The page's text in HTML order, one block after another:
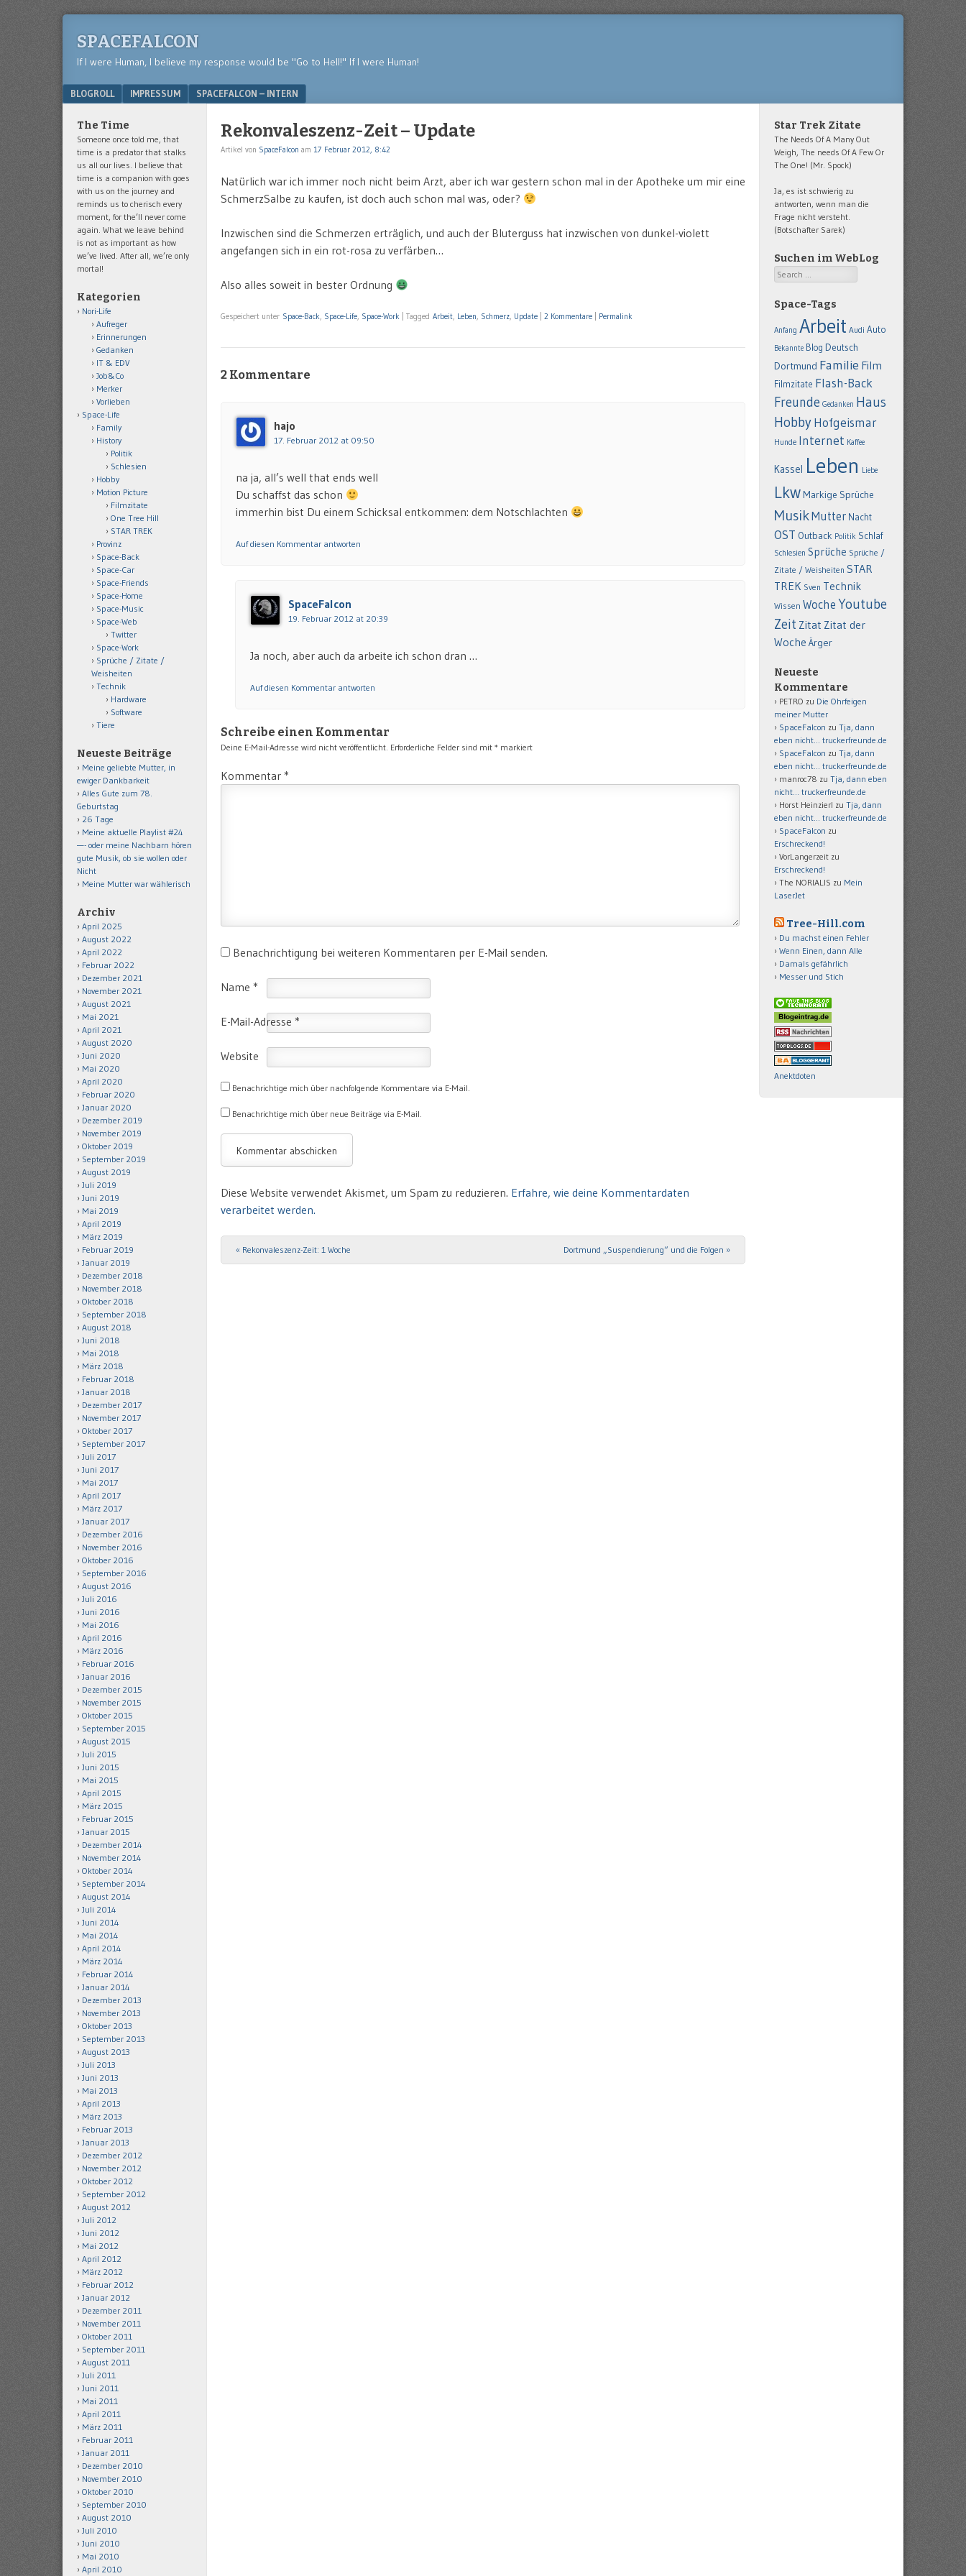
SPACEFALCON
If I were Human, I believe my response would be "Go to Hell!" If I were Human!
Menu
SKIP TO CONTENT
BLOGROLL IMPRESSUM SPACEFALCON – INTERN
Rekonvaleszenz-Zeit – Update
Artikel von SpaceFalcon am 17 Februar 2012, 8:42
Natürlich war ich immer noch nicht beim Arzt, aber ich war gestern schon mal in der Apotheke um mir eine
SchmerzSalbe zu kaufen, ist doch auch schon mal was, oder?
Inzwischen sind die Schmerzen erträglich, und auch der Bluterguss hat inzwischen von dunkel-violett
angefangen sich in ein rot-rosa zu verfärben…
Also alles soweit in bester Ordnung
Gespeichert unter Space-Back, Space-Life, Space-Work Tagged Arbeit, Leben, Schmerz, Update 2 Kommentare Permalink
2 Kommentare
hajo
17. Februar 2012 at 09:50
na ja, all’s well that ends well
Du schaffst das schon
immerhin bist Du einem Schicksal entkommen: dem Notschlachten
Auf diesen Kommentar antworten
SpaceFalcon
19. Februar 2012 at 20:39
Ja noch, aber auch da arbeite ich schon dran …
Auf diesen Kommentar antworten
Schreibe einen Kommentar
Deine E-Mail-Adresse wird nicht veröffentlicht. Erforderliche Felder sind mit * markiert
Kommentar *
Benachrichtigung bei weiteren Kommentaren per E-Mail senden.
Name *
E-Mail-Adresse *
Website
Benachrichtige mich über nachfolgende Kommentare via E-Mail.
Benachrichtige mich über neue Beiträge via E-Mail.
Diese Website verwendet Akismet, um Spam zu reduzieren. Erfahre, wie deine Kommentardaten
verarbeitet werden.
Post navigation
« Rekonvaleszenz-Zeit: 1 Woche Dortmund „Suspendierung“ und die Folgen »
The Time
Someone once told me, that
time is a predator that stalks
us all our lives. I believe that
time is a companion with goes
with us on the journey and
reminds us to cherisch every
moment, for the’ll never come
again. What we leave behind
is not as important as how
we’ve lived. After all, we’re only
mortal!
Kategorien
Nori-Life
Aufreger
Erinnerungen
Gedanken
IT & EDV
Job&Co
Merker
Vorlieben
Space-Life
Family
History
Politik
Schlesien
Hobby
Motion Picture
Filmzitate
One Tree Hill
STAR TREK
Provinz
Space-Back
Space-Car
Space-Friends
Space-Home
Space-Music
Space-Web
Twitter
Space-Work
Sprüche / Zitate /
Weisheiten
Technik
Hardware
Software
Tiere
Neueste Beiträge
Meine geliebte Mutter, in
ewiger Dankbarkeit
Alles Gute zum 78.
Geburtstag
26 Tage
Meine aktuelle Playlist #24
—- oder meine Nachbarn hören
gute Musik, ob sie wollen oder
Nicht
Meine Mutter war wählerisch
Archiv
April 2025
August 2022
April 2022
Februar 2022
Dezember 2021
November 2021
August 2021
Mai 2021
April 2021
August 2020
Juni 2020
Mai 2020
April 2020
Februar 2020
Januar 2020
Dezember 2019
November 2019
Oktober 2019
September 2019
August 2019
Juli 2019
Juni 2019
Mai 2019
April 2019
März 2019
Februar 2019
Januar 2019
Dezember 2018
November 2018
Oktober 2018
September 2018
August 2018
Juni 2018
Mai 2018
März 2018
Februar 2018
Januar 2018
Dezember 2017
November 2017
Oktober 2017
September 2017
Juli 2017
Juni 2017
Mai 2017
April 2017
März 2017
Januar 2017
Dezember 2016
November 2016
Oktober 2016
September 2016
August 2016
Juli 2016
Juni 2016
Mai 2016
April 2016
März 2016
Februar 2016
Januar 2016
Dezember 2015
November 2015
Oktober 2015
September 2015
August 2015
Juli 2015
Juni 2015
Mai 2015
April 2015
März 2015
Februar 2015
Januar 2015
Dezember 2014
November 2014
Oktober 2014
September 2014
August 2014
Juli 2014
Juni 2014
Mai 2014
April 2014
März 2014
Februar 2014
Januar 2014
Dezember 2013
November 2013
Oktober 2013
September 2013
August 2013
Juli 2013
Juni 2013
Mai 2013
April 2013
März 2013
Februar 2013
Januar 2013
Dezember 2012
November 2012
Oktober 2012
September 2012
August 2012
Juli 2012
Juni 2012
Mai 2012
April 2012
März 2012
Februar 2012
Januar 2012
Dezember 2011
November 2011
Oktober 2011
September 2011
August 2011
Juli 2011
Juni 2011
Mai 2011
April 2011
März 2011
Februar 2011
Januar 2011
Dezember 2010
November 2010
Oktober 2010
September 2010
August 2010
Juli 2010
Juni 2010
Mai 2010
April 2010
Star Trek Zitate
The Needs Of A Many Out
Weigh, The needs Of A Few Or
The One! (Mr. Spock)
Ja, es ist schwierig zu
antworten, wenn man die
Frage nicht versteht.
(Botschafter Sarek)
Suchen im WebLog
Search
Space-Tags
Anfang Arbeit Audi Auto
Bekannte Blog Deutsch
Dortmund Familie Film
Filmzitate Flash-Back
Freunde Gedanken Haus
HobbyHofgeismar
Hunde Internet Kaffee
Kassel Leben Liebe
LkwMarkige Sprüche
MusikMutter Nacht
OST Outback Politik Schlaf
Schlesien Sprüche Sprüche /
Zitate / Weisheiten STAR
TREK Sven Technik
Wissen Woche Youtube
Zeit Zitat Zitat der
Woche Ärger
Neueste
Kommentare
PETRO zu Die Ohrfeigen
meiner Mutter
SpaceFalcon zu Tja, dann
eben nicht… truckerfreunde.de
SpaceFalcon zu Tja, dann
eben nicht… truckerfreunde.de
manroc78 zu Tja, dann eben
nicht… truckerfreunde.de
Horst Heinzierl zu Tja, dann
eben nicht… truckerfreunde.de
SpaceFalcon zu
Erschreckend!
VorLangerzeit zu
Erschreckend!
The NORIALIS zu Mein
LaserJet
Tree-Hill.com
Du machst einen Fehler
Wenn Einen, dann Alle
Damals gefährlich
Messer und Stich
Anektdoten